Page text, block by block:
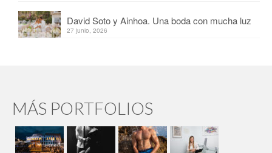
David Soto y Ainhoa. Una boda con mucha luz
27 junio, 2026
MÁS PORTFOLIOS